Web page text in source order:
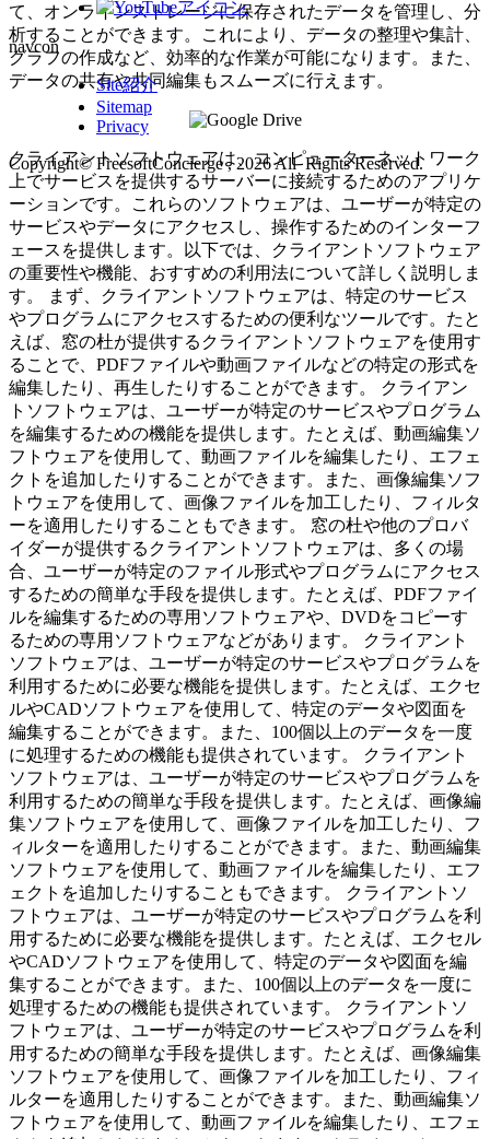
て、オンラインストレージに保存されたデータを管理し、分
析することができます。これにより、データの整理や集計、
グラフの作成など、効率的な作業が可能になります。また、
データの共有や共同編集もスムーズに行えます。
クライアントソフトウェアは、コンピューターネットワーク
上でサービスを提供するサーバーに接続するためのアプリケ
ーションです。これらのソフトウェアは、ユーザーが特定の
サービスやデータにアクセスし、操作するためのインターフ
ェースを提供します。以下では、クライアントソフトウェア
の重要性や機能、おすすめの利用法について詳しく説明しま
す。 まず、クライアントソフトウェアは、特定のサービス
やプログラムにアクセスするための便利なツールです。たと
えば、窓の杜が提供するクライアントソフトウェアを使用す
ることで、PDFファイルや動画ファイルなどの特定の形式を
編集したり、再生したりすることができます。 クライアン
トソフトウェアは、ユーザーが特定のサービスやプログラム
を編集するための機能を提供します。たとえば、動画編集ソ
フトウェアを使用して、動画ファイルを編集したり、エフェ
クトを追加したりすることができます。また、画像編集ソフ
トウェアを使用して、画像ファイルを加工したり、フィルタ
ーを適用したりすることもできます。 窓の杜や他のプロバ
イダーが提供するクライアントソフトウェアは、多くの場
合、ユーザーが特定のファイル形式やプログラムにアクセス
するための簡単な手段を提供します。たとえば、PDFファイ
ルを編集するための専用ソフトウェアや、DVDをコピーす
るための専用ソフトウェアなどがあります。 クライアント
ソフトウェアは、ユーザーが特定のサービスやプログラムを
利用するために必要な機能を提供します。たとえば、エクセ
ルやCADソフトウェアを使用して、特定のデータや図面を
編集することができます。また、100個以上のデータを一度
に処理するための機能も提供されています。 クライアント
ソフトウェアは、ユーザーが特定のサービスやプログラムを
利用するための簡単な手段を提供します。たとえば、画像編
集ソフトウェアを使用して、画像ファイルを加工したり、フ
ィルターを適用したりすることができます。また、動画編集
ソフトウェアを使用して、動画ファイルを編集したり、エフ
ェクトを追加したりすることもできます。 クライアントソ
フトウェアは、ユーザーが特定のサービスやプログラムを利
用するために必要な機能を提供します。たとえば、エクセル
やCADソフトウェアを使用して、特定のデータや図面を編
集することができます。また、100個以上のデータを一度に
処理するための機能も提供されています。 クライアントソ
フトウェアは、ユーザーが特定のサービスやプログラムを利
用するための簡単な手段を提供します。たとえば、画像編集
ソフトウェアを使用して、画像ファイルを加工したり、フィ
ルターを適用したりすることができます。また、動画編集ソ
フトウェアを使用して、動画ファイルを編集したり、エフェ
navcon
Site紹介
Sitemap
Privacy
Copyright© FreesoftConcierge , 2026 All Rights Reserved.